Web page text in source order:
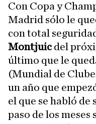
Con Copa y
Madrid sólo le
con total
Montjuicdel
último que le
(Mundial de
un año que
el que se habló de
paso de los